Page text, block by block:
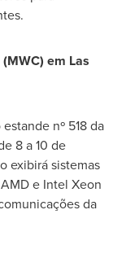
em Las
nº 518 da
8 a 10 de
exibirá sistemas
e Intel Xeon
da